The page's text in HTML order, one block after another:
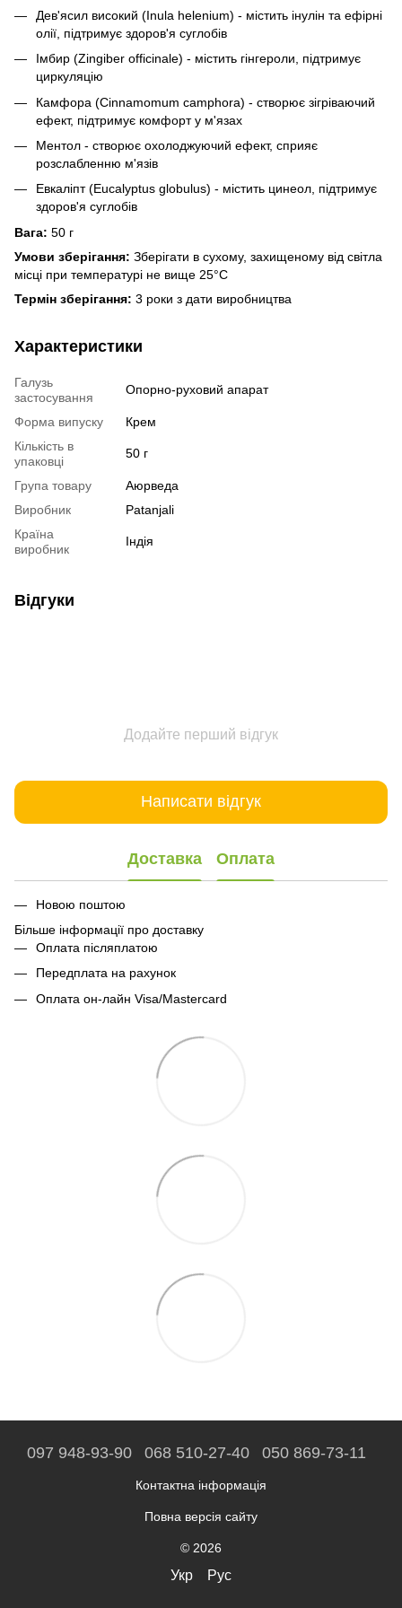
Дев'ясил високий (Inula helenium) - містить інулін та ефірні
олії, підтримує здоров'я суглобів
Імбир (Zingiber officinale) - містить гінгероли, підтримує
циркуляцію
Камфора (Cinnamomum camphora) - створює зігріваючий
ефект, підтримує комфорт у м'язах
Ментол - створює охолоджуючий ефект, сприяє
розслабленню м'язів
Евкаліпт (Eucalyptus globulus) - містить цинеол, підтримує
здоров'я суглобів
Вага: 50 г
Умови зберігання: Зберігати в сухому, захищеному від світла
місці при температурі не вище 25°C
Термін зберігання: 3 роки з дати виробництва
Характеристики
Галузь
застосування
Опорно-руховий апарат
Форма випуску
Крем
Кількість в
упаковці
50 г
Група товару
Аюрведа
Виробник
Patanjali
Країна
виробник
Індія
Відгуки
Додайте перший відгук
Написати відгук
Доставка Оплата
Новою поштою
Більше інформації про доставку
Оплата післяплатою
Передплата на рахунок
Оплата он-лайн Visa/Mastercard
097 948-93-90 068 510-27-40 050 869-73-11
Контактна інформація
Повна версія сайту
© 2026
Укр Рус